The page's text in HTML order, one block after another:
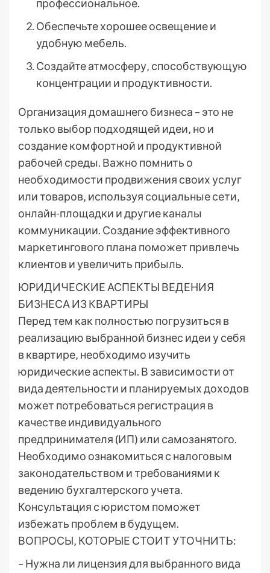
профессиональное.
Обеспечьте хорошее освещение и
удобную мебель.
Создайте атмосферу‚ способствующую
концентрации и продуктивности.
Организация домашнего бизнеса – это не
только выбор подходящей идеи‚ но и
создание комфортной и продуктивной
рабочей среды. Важно помнить о
необходимости продвижения своих услуг
или товаров‚ используя социальные сети‚
онлайн-площадки и другие каналы
коммуникации. Создание эффективного
маркетингового плана поможет привлечь
клиентов и увеличить прибыль.
ЮРИДИЧЕСКИЕ АСПЕКТЫ ВЕДЕНИЯ
БИЗНЕСА ИЗ КВАРТИРЫ
Перед тем как полностью погрузиться в
реализацию выбранной бизнес идеи у себя
в квартире‚ необходимо изучить
юридические аспекты. В зависимости от
вида деятельности и планируемых доходов
может потребоваться регистрация в
качестве индивидуального
предпринимателя (ИП) или самозанятого.
Необходимо ознакомиться с налоговым
законодательством и требованиями к
ведению бухгалтерского учета.
Консультация с юристом поможет
избежать проблем в будущем.
ВОПРОСЫ‚ КОТОРЫЕ СТОИТ УТОЧНИТЬ:
– Нужна ли лицензия для выбранного вида